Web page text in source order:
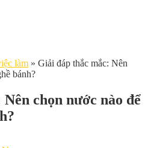
làm » Giải đáp thắc mắc: Nên
bánh?
chọn nước nào để